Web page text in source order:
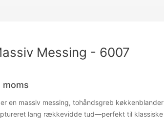
Messing - 6007
moms
er en massiv messing, tohåndsgreb
lang rækkevidde tud—perfekt til klassiske